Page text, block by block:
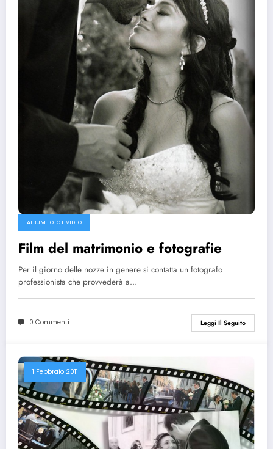
ALBUM FOTO E VIDEO
Film del matrimonio e fotografie
Per il giorno delle nozze in genere si contatta un fotografo
professionista che provvederà a…
0 Commenti Leggi Il Seguito
1 Febbraio 2011